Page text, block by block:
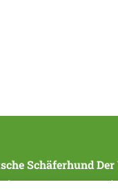
Schäferhund
die Rasse
Der